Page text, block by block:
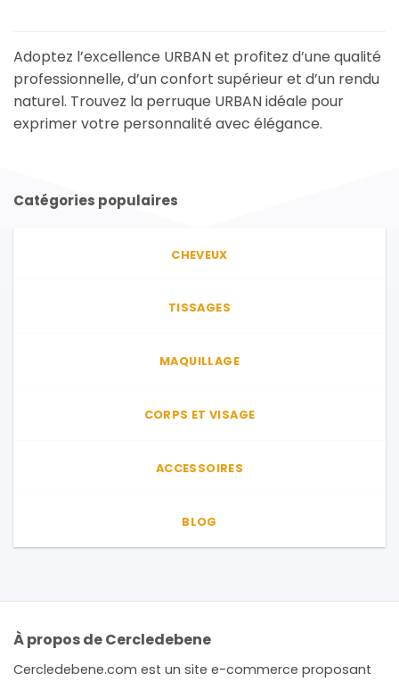
plusieurs
variations.
Les
options
peuvent
la
variations.
Les
options
peuvent
être
Adoptez l’excellence URBAN et profitez d’une qualité
professionnelle, d’un confort supérieur et d’un rendu
naturel. Trouvez la perruque URBAN idéale pour
exprimer votre personnalité avec élégance.
Catégories populaires
CHEVEUX
TISSAGES
MAQUILLAGE
CORPS ET VISAGE
ACCESSOIRES
BLOG
À propos de Cercledebene
Cercledebene.com est un site e-commerce proposant